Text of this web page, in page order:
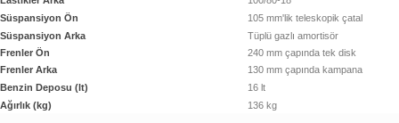
Süspansiyon Ön
105 mm'lik teleskopik çatal
Süspansiyon Arka
Tüplü gazlı amortisör
Frenler Ön
240 mm çapında tek disk
Frenler Arka
130 mm çapında kampana
Benzin Deposu (lt)
16 lt
Ağırlık (kg)
136 kg